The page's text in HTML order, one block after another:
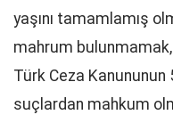
yaşını tamamlamış
mahrum bulunmamak,
Türk Ceza
suçlardan mahkum